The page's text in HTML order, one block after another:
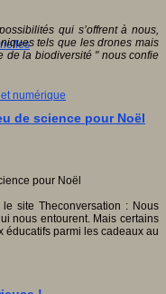
numérique
qui s’offrent à nous,
tels que les drones mais
de la biodiversité " nous confie
de science pour Noël
site Theconversation : Nous
nous entourent. Mais certains
éducatifs parmi les cadeaux au